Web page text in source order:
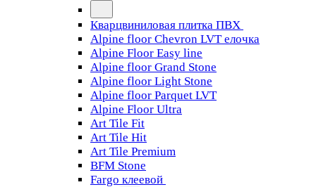
Кварцвиниловая плитка ПВХ
Alpine floor Chevron LVT елочка
Alpine Floor Easy line
Alpine floor Grand Stone
Alpine floor Light Stone
Alpine floor Parquet LVT
Alpine Floor Ultra
Art Tile Fit
Art Tile Hit
Art Tile Premium
BFM Stone
Fargo клеевой